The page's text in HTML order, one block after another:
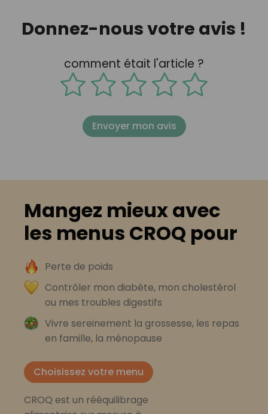
Donnez-nous votre avis !
comment était l'article ?
Envoyer mon avis
Mangez mieux avec
les menus CROQ pour
Perte de poids
Contrôler mon diabète, mon cholestérol
ou mes troubles digestifs
Vivre sereinement la grossesse, les repas
en famille, la ménopause
Choisissez votre menu
CROQ est un rééquilibrage